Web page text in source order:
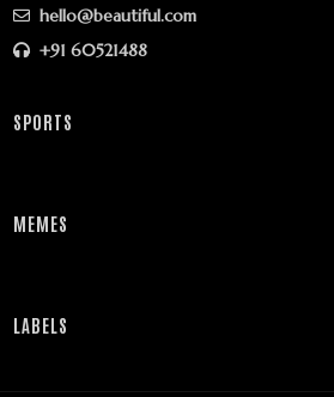
hello@beautiful.com
+91 60521488
SPORTS
MEMES
LABELS